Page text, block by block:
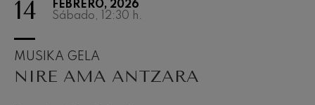
14
FEBRERO, 2026
Sábado, 12:30 h.
MUSIKA GELA
NIRE AMA ANTZARA